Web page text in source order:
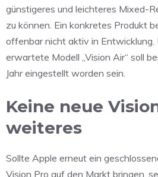
günstigeres und leichteres Mixed-
zu können. Ein konkretes Produkt
offenbar nicht aktiv in Entwicklung.
erwartete Modell „Vision Air“ soll
Jahr eingestellt worden sein.
Keine neue
weiteres
Sollte Apple erneut ein
Vision Pro auf den Markt bringen,